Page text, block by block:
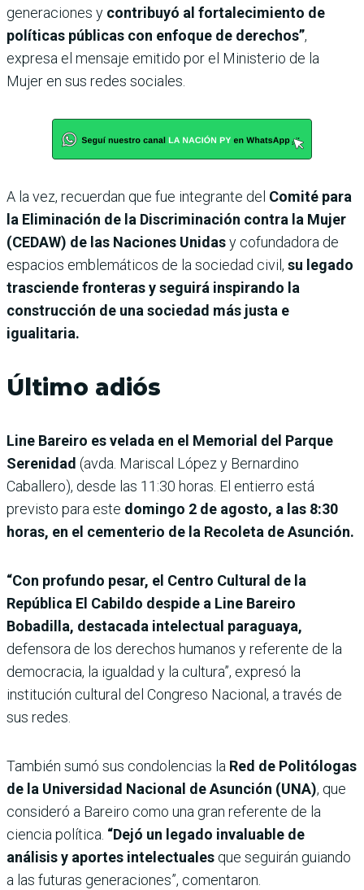
generaciones y contribuyó al fortalecimiento de
políticas públicas con enfoque de derechos”,
expresa el mensaje emitido por el Ministerio de la
Mujer en sus redes sociales.
A la vez, recuerdan que fue integrante del Comité para
la Eliminación de la Discriminación contra la Mujer
(CEDAW) de las Naciones Unidasy cofundadora de
espacios emblemáticos de la sociedad civil, su legado
trasciende fronteras y seguirá inspirando la
construcción de una sociedad más justa e
igualitaria.
Último adiós
Line Bareiro es velada en el Memorial del Parque
Serenidad (avda. Mariscal López y Bernardino
Caballero), desde las 11:30 horas. El entierro está
previsto para este domingo 2 de agosto, a las 8:30
horas, en el cementerio de la Recoleta de Asunción.
“Con profundo pesar, el Centro Cultural de la
República El Cabildo despide a Line Bareiro
Bobadilla, destacada intelectual paraguaya,
defensora de los derechos humanos y referente de la
democracia, la igualdad y la cultura”, expresó la
institución cultural del Congreso Nacional, a través de
sus redes.
También sumó sus condolencias la Red de Politólogas
de la Universidad Nacional de Asunción (UNA), que
consideró a Bareiro como una gran referente de la
ciencia política. “Dejó un legado invaluable de
análisis y aportes intelectuales que seguirán guiando
a las futuras generaciones”, comentaron.